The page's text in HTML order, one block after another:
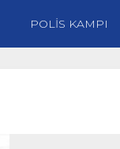
POLİS KAMPI